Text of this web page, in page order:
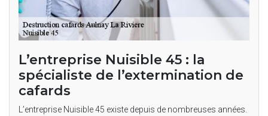
L’entreprise Nuisible 45 : la
spécialiste de l’extermination de
cafards
L’entreprise Nuisible 45 existe depuis de nombreuses années.